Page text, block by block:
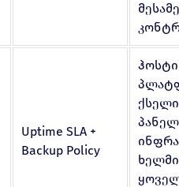
Uptime SLA +
Backup Policy